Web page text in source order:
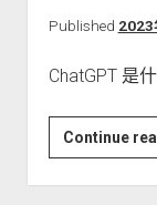
Published 2023
ChatGPT 是
Continue